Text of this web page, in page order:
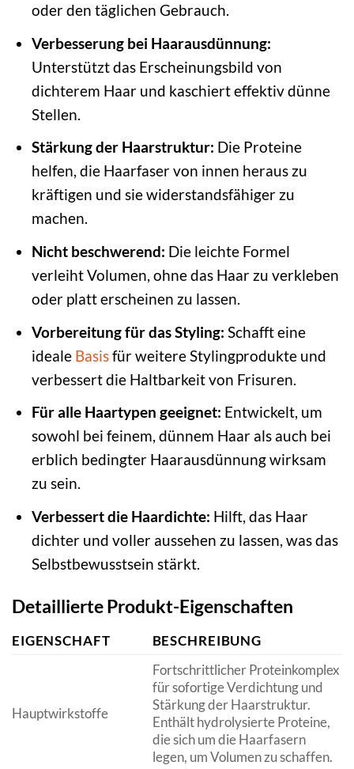
oder den täglichen Gebrauch.
Verbesserung bei Haarausdünnung:
Unterstützt das Erscheinungsbild von
dichterem Haar und kaschiert effektiv dünne
Stellen.
Stärkung der Haarstruktur: Die Proteine
helfen, die Haarfaser von innen heraus zu
kräftigen und sie widerstandsfähiger zu
machen.
Nicht beschwerend: Die leichte Formel
verleiht Volumen, ohne das Haar zu verkleben
oder platt erscheinen zu lassen.
Vorbereitung für das Styling: Schafft eine
ideale Basisfür weitere Stylingprodukte und
verbessert die Haltbarkeit von Frisuren.
Für alle Haartypen geeignet: Entwickelt, um
sowohl bei feinem, dünnem Haar als auch bei
erblich bedingter Haarausdünnung wirksam
zu sein.
Verbessert die Haardichte: Hilft, das Haar
dichter und voller aussehen zu lassen, was das
Selbstbewusstsein stärkt.
Detaillierte Produkt-Eigenschaften
EIGENSCHAFT BESCHREIBUNG
Hauptwirkstoffe
Fortschrittlicher Proteinkomplex
für sofortige Verdichtung und
Stärkung der Haarstruktur.
Enthält hydrolysierte Proteine,
die sich um die Haarfasern
legen, um Volumen zu schaffen.